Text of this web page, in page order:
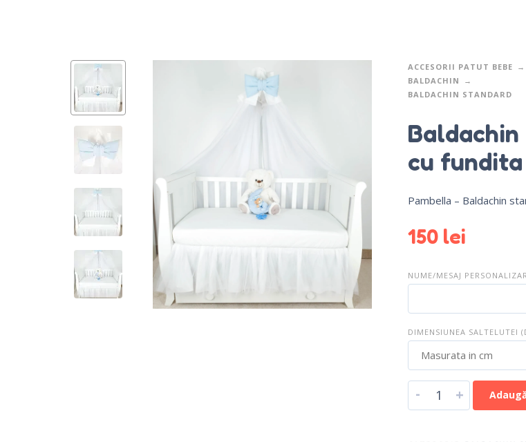
ACCESORII PATUT BEBE
BALDACHIN
BALDACHIN STANDARD
cu
Pambella – Baldachin
150 lei
NUME/MESAJ
DIMENSIUNEA SALTELUTEI
- +